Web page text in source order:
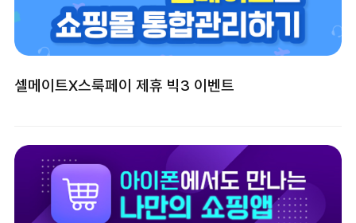
셀메이트X스룩페이 제휴 빅3 이벤트